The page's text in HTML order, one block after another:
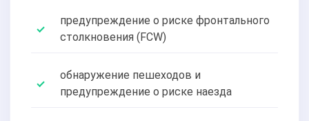
предупреждение о риске фронтального
столкновения (FCW)
обнаружение пешеходов и
предупреждение о риске наезда